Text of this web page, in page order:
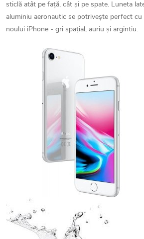
sticlă atât pe față, cât și pe spate. Luneta
aluminiu aeronautic se potrivește perfect
noului iPhone - gri spațial, auriu și argintiu.